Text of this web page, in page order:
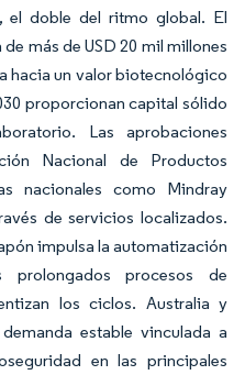
el doble del ritmo global. El
más de USD 20 mil millones
hacia un valor biotecnológico
proporcionan capital sólido
Las aprobaciones
Nacional de Productos
nacionales como Mindray
de servicios localizados.
impulsa la automatización
prolongados procesos de
los ciclos. Australia y
estable vinculada a
en las principales